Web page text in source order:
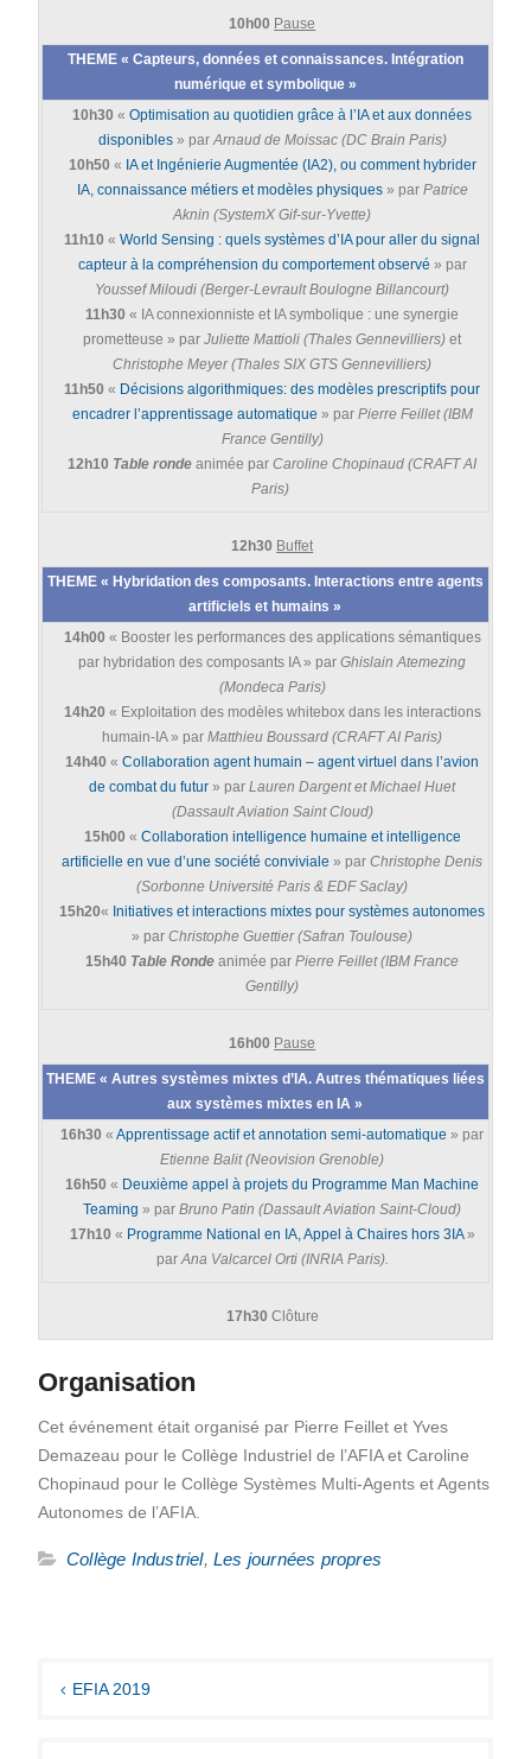
10h00 Pause
THEME « Capteurs, données et connaissances. Intégration
numérique et symbolique »
10h30 «Optimisation au quotidien grâce à l’IA et aux données
disponibles» par Arnaud de Moissac (DC Brain Paris)
10h50 « IA et Ingénierie Augmentée (IA2), ou comment hybrider
IA, connaissance métiers et modèles physiques» par Patrice
Aknin (SystemX Gif-sur-Yvette)
11h10 «World Sensing : quels systèmes d’IA pour aller du signal
capteur à la compréhension du comportement observé » par
Youssef Miloudi (Berger-Levrault Boulogne Billancourt)
11h30 « IA connexionniste et IA symbolique : une synergie
prometteuse » parJuliette Mattioli (Thales Gennevilliers) et
Christophe Meyer (Thales SIX GTS Gennevilliers)
11h50 « Décisions algorithmiques: des modèles prescriptifs pour
encadrer l’apprentissage automatique » parPierre Feillet (IBM
France Gentilly)
12h10 Table ronde animée parCaroline Chopinaud (CRAFT AI
Paris)
12h30 Buffet
THEME « Hybridation des composants. Interactions entre agents
artificiels et humains »
14h00 « Booster les performances des applications sémantiques
par hybridation des composants IA » parGhislain Atemezing
(Mondeca Paris)
14h20 « Exploitation des modèles whitebox dans les interactions
humain-IA » parMatthieu Boussard (CRAFT AI Paris)
14h40 «Collaboration agent humain – agent virtuel dans l’avion
de combat du futur » parLauren Dargent et Michael Huet
(Dassault Aviation Saint Cloud)
15h00 « Collaboration intelligence humaine et intelligence
artificielle en vue d’une société conviviale » parChristophe Denis
(Sorbonne Université Paris & EDF Saclay)
15h20« Initiatives et interactions mixtes pour systèmes autonomes
» par Christophe Guettier (Safran Toulouse)
15h40 Table Ronde animée par Pierre Feillet (IBM France
Gentilly)
16h00 Pause
THEME « Autres systèmes mixtes d’IA. Autres thématiques liées
aux systèmes mixtes en IA »
16h30 «Apprentissage actif et annotation semi-automatique » par
Etienne Balit (Neovision Grenoble)
16h50 « Deuxième appel à projets du Programme Man Machine
Teaming » parBruno Patin (Dassault Aviation Saint-Cloud)
17h10 « Programme National en IA, Appel à Chaires hors 3IA»
par Ana Valcarcel Orti (INRIA Paris).
17h30 Clôture
Organisation
Cet événement était organisé par Pierre Feillet et Yves
Demazeau pour le Collège Industriel de l’AFIA et Caroline
Chopinaud pour le Collège Systèmes Multi-Agents et Agents
Autonomes de l’AFIA.
Collège Industriel, Les journées propres
de EFIA 2019